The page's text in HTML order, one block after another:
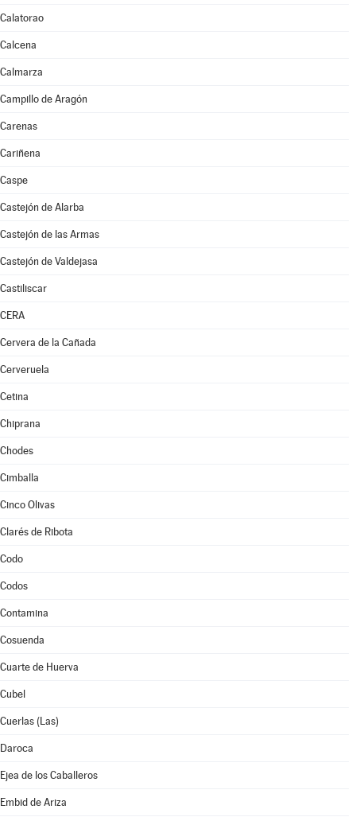
Calatorao
Calcena
Calmarza
Campillo de Aragón
Carenas
Cariñena
Caspe
Castejón de Alarba
Castejón de las Armas
Castejón de Valdejasa
Castiliscar
CERA
Cervera de la Cañada
Cerveruela
Cetina
Chiprana
Chodes
Cimballa
Cinco Olivas
Clarés de Ribota
Codo
Codos
Contamina
Cosuenda
Cuarte de Huerva
Cubel
Cuerlas (Las)
Daroca
Ejea de los Caballeros
Embid de Ariza